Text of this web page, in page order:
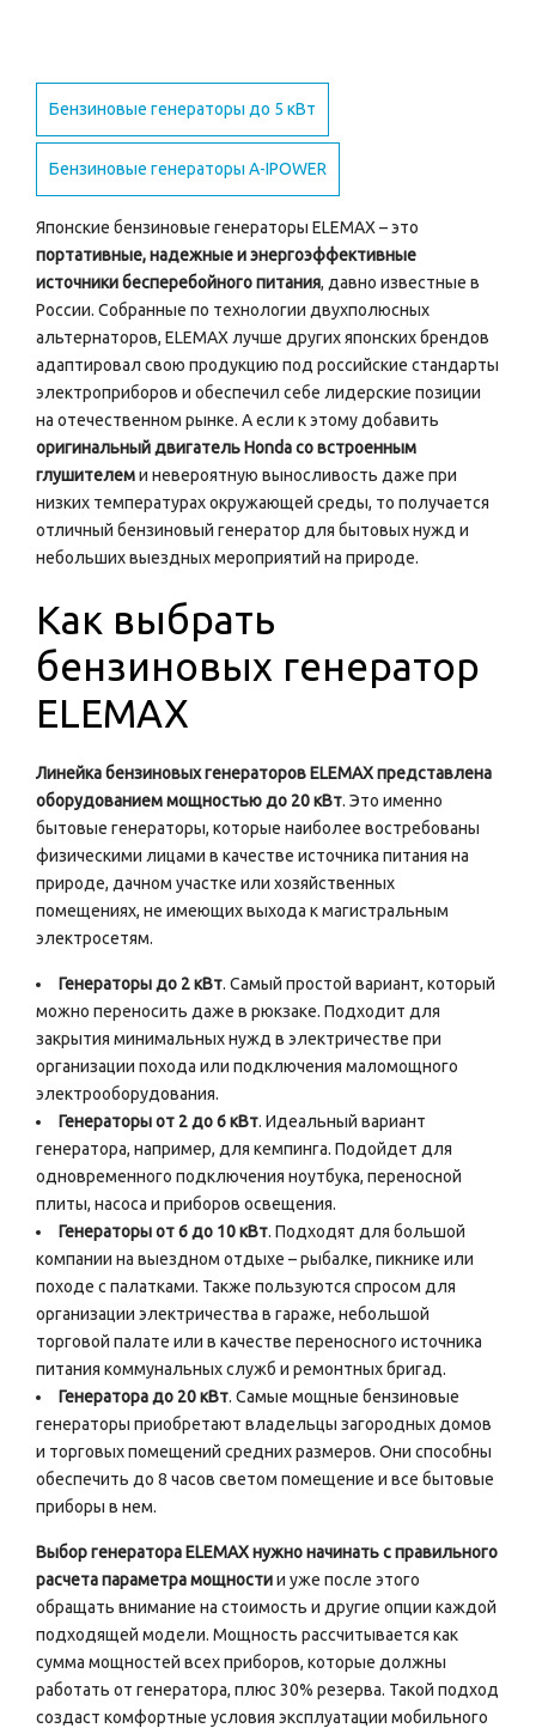
Бензиновые генераторы до 5 кВт
Бензиновые генераторы A-IPOWER
Японские бензиновые генераторы ELEMAX – это
портативные, надежные и энергоэффективные
источники бесперебойного питания, давно известные в
России. Собранные по технологии двухполюсных
альтернаторов, ELEMAX лучше других японских брендов
адаптировал свою продукцию под российские стандарты
электроприборов и обеспечил себе лидерские позиции
на отечественном рынке. А если к этому добавить
оригинальный двигатель Honda со встроенным
глушителеми невероятную выносливость даже при
низких температурах окружающей среды, то получается
отличный бензиновый генератор для бытовых нужд и
небольших выездных мероприятий на природе.
Как выбрать
бензиновых генератор
ELEMAX
Линейка бензиновых генераторов ELEMAX представлена
оборудованием мощностью до 20 кВт. Это именно
бытовые генераторы, которые наиболее востребованы
физическими лицами в качестве источника питания на
природе, дачном участке или хозяйственных
помещениях, не имеющих выхода к магистральным
электросетям.
Генераторы до 2 кВт. Самый простой вариант, который
можно переносить даже в рюкзаке. Подходит для
закрытия минимальных нужд в электричестве при
организации похода или подключения маломощного
электрооборудования.
Генераторы от 2 до 6 кВт. Идеальный вариант
генератора, например, для кемпинга. Подойдет для
одновременного подключения ноутбука, переносной
плиты, насоса и приборов освещения.
Генераторы от 6 до 10 кВт. Подходят для большой
компании на выездном отдыхе – рыбалке, пикнике или
походе с палатками. Также пользуются спросом для
организации электричества в гараже, небольшой
торговой палате или в качестве переносного источника
питания коммунальных служб и ремонтных бригад.
Генератора до 20 кВт. Самые мощные бензиновые
генераторы приобретают владельцы загородных домов
и торговых помещений средних размеров. Они способны
обеспечить до 8 часов светом помещение и все бытовые
приборы в нем.
Выбор генератора ELEMAX нужно начинать с правильного
расчета параметра мощностии уже после этого
обращать внимание на стоимость и другие опции каждой
подходящей модели. Мощность рассчитывается как
сумма мощностей всех приборов, которые должны
работать от генератора, плюс 30% резерва. Такой подход
создаст комфортные условия эксплуатации мобильного